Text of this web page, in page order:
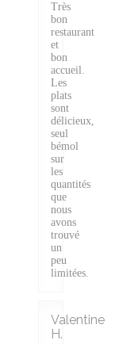
Très
bon
restaurant
et
bon
accueil.
Les
plats
sont
délicieux,
seul
bémol
sur
les
quantités
que
nous
avons
trouvé
un
peu
limitées.
Valentine
H